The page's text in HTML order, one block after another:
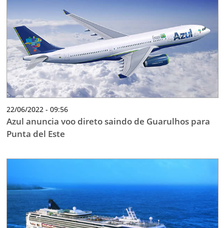
22/06/2022 - 09:56
Azul anuncia voo direto saindo de Guarulhos para
Punta del Este